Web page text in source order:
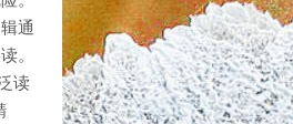
通
。
读